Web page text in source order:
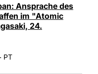
Ansprache des
im "Atomic
24.
PT